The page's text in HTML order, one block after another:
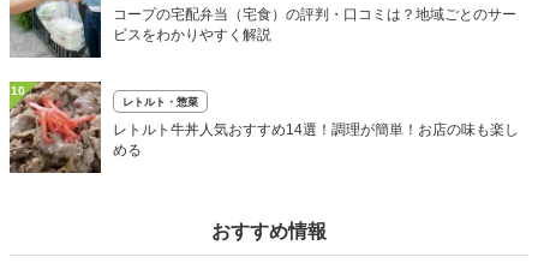
コープの宅配弁当（宅食）の評判・口コミは？地域ごとのサー
ビスをわかりやすく解説
10
レトルト・惣菜
レトルト牛丼人気おすすめ14選！調理が簡単！お店の味も楽し
める
おすすめ情報